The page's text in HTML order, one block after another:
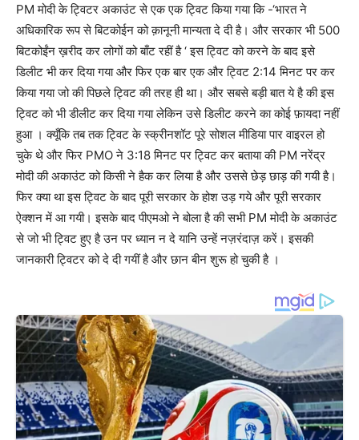
PM मोदी के ट्विटर अकाउंट से एक एक ट्विट किया गया कि -‘भारत ने
अधिकारिक रूप से बिटकोईन को क़ानूनी मान्यता दे दी है। और सरकार भी 500
बिटकोईंन ख़रीद कर लोगों को बाँट रहीं है ‘ इस ट्विट को करने के बाद इसे
डिलीट भी कर दिया गया और फिर एक बार एक और ट्विट 2:14 मिनट पर कर
किया गया जो की पिछले ट्विट की तरह ही था। और सबसे बड़ी बात ये है की इस
ट्विट को भी डीलीट कर दिया गया लेकिन उसे डिलीट करने का कोई फ़ायदा नहीं
हुआ । क्यूँकि तब तक ट्विट के स्क्रीनशॉट पूरे सोशल मीडिया पार वाइरल हो
चुके थे और फिर PMO ने 3:18 मिनट पर ट्विट कर बताया की PM नरेंद्र
मोदी की अकाउंट को किसी ने हैक कर लिया है और उससे छेड़ छाड़ की गयी है।
फिर क्या था इस ट्विट के बाद पूरी सरकार के होश उड़ गये और पूरी सरकार
ऐक्शन में आ गयी। इसके बाद पीएमओ ने बोला है की सभी PM मोदी के अकाउंट
से जो भी ट्विट हुए है उन पर ध्यान न दे यानि उन्हें नज़रंदाज़ करें। इसकी
जानकारी ट्विटर को दे दी गयीं है और छान बीन शुरू हो चुकी है ।